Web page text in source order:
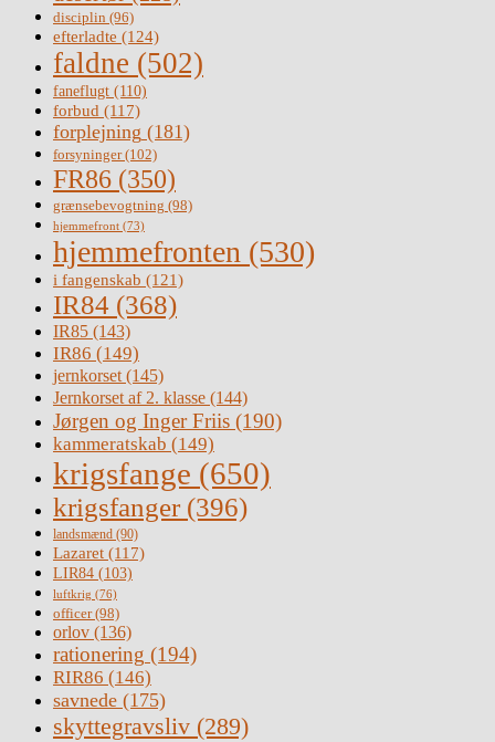
disciplin (96)
efterladte (124)
faldne (502)
faneflugt (110)
forbud (117)
forplejning (181)
forsyninger(102)
FR86 (350)
grænsebevogtning (98)
hjemmefront (73)
hjemmefronten (530)
i fangenskab (121)
IR84 (368)
IR85 (143)
IR86 (149)
jernkorset(145)
Jernkorset af 2. klasse (144)
Jørgen og Inger Friis (190)
kammeratskab (149)
krigsfange (650)
krigsfanger (396)
landsmænd (90)
Lazaret (117)
LIR84 (103)
luftkrig (76)
officer(98)
orlov (136)
rationering (194)
RIR86 (146)
savnede (175)
skyttegravsliv (289)